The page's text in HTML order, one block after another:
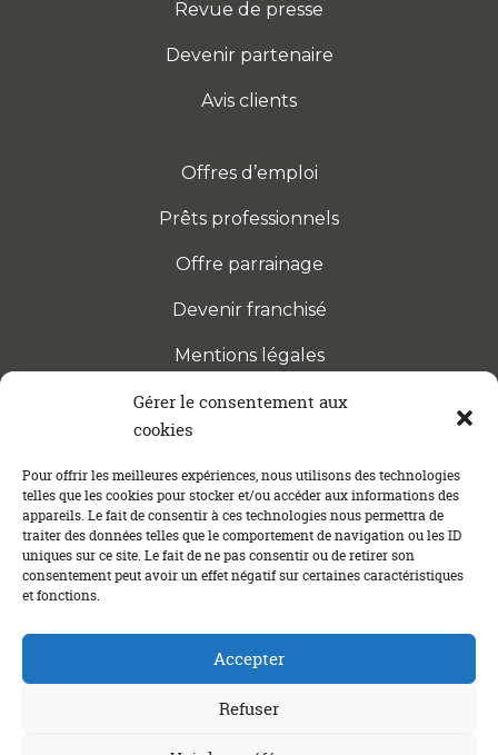
Gérer le consentement aux
cookies
Pour offrir les meilleures expériences, nous utilisons des technologies
telles que les cookies pour stocker et/ou accéder aux informations des
appareils. Le fait de consentir à ces technologies nous permettra de
traiter des données telles que le comportement de navigation ou les ID
uniques sur ce site. Le fait de ne pas consentir ou de retirer son
consentement peut avoir un effet négatif sur certaines caractéristiques
et fonctions.
Accepter
Refuser
Revue de presse
Devenir partenaire
Avis clients
Offres d’emploi
Prêts professionnels
Offre parrainage
Devenir franchisé
Mentions légales
S’INSCRIRE À LA NEWSLETTER
Abonnez-vous à notre newsletter pour être tenu au
courant des dernières actualités concernant le
crédit immobilier !
Un crédit vous engage et doit être remboursé. Vérifiez vos